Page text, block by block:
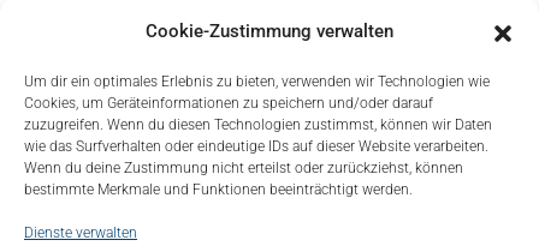
Cookie-Zustimmung verwalten
Um dir ein optimales Erlebnis zu bieten, verwenden wir Technologien wie
Cookies, um Geräteinformationen zu speichern und/oder darauf
zuzugreifen. Wenn du diesen Technologien zustimmst, können wir Daten
wie das Surfverhalten oder eindeutige IDs auf dieser Website verarbeiten.
Wenn du deine Zustimmung nicht erteilst oder zurückziehst, können
bestimmte Merkmale und Funktionen beeinträchtigt werden.
Dienste verwalten